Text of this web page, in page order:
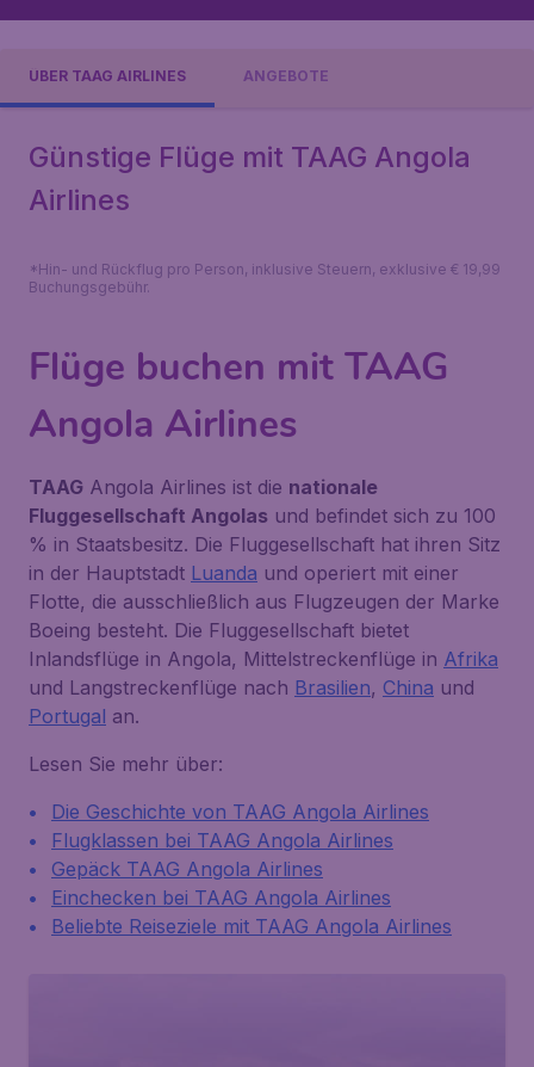
ÜBER TAAG AIRLINES ANGEBOTE
Günstige Flüge mit TAAG Angola
Airlines
*Hin- und Rückflug pro Person, inklusive Steuern, exklusive € 19,99
Buchungsgebühr.
Flüge buchen mit TAAG
Angola Airlines
TAAG Angola Airlines ist die nationale
Fluggesellschaft Angolas und befindet sich zu 100
% in Staatsbesitz. Die Fluggesellschaft hat ihren Sitz
in der Hauptstadt Luanda und operiert mit einer
Flotte, die ausschließlich aus Flugzeugen der Marke
Boeing besteht. Die Fluggesellschaft bietet
Inlandsflüge in Angola, Mittelstreckenflüge in Afrika
und Langstreckenflüge nach Brasilien, China und
Portugal an.
Lesen Sie mehr über:
Die Geschichte von TAAG Angola Airlines
Flugklassen bei TAAG Angola Airlines
Gepäck TAAG Angola Airlines
Einchecken bei TAAG Angola Airlines
Beliebte Reiseziele mit TAAG Angola Airlines